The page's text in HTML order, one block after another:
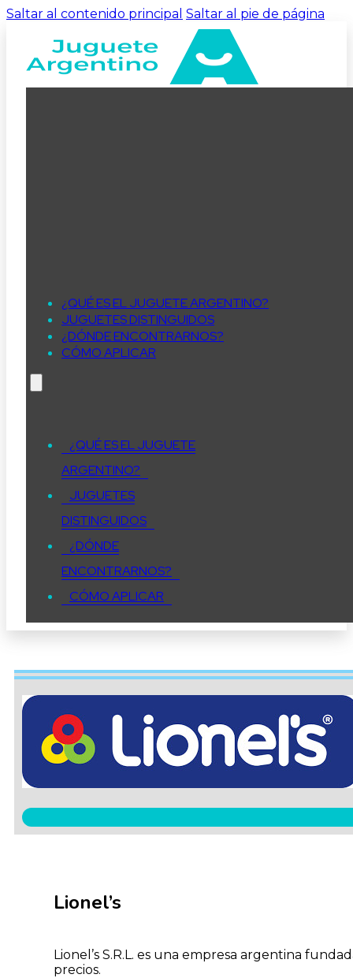
Saltar al contenido principal Saltar al pie de página
¿QUÉ ES EL JUGUETE ARGENTINO?
JUGUETES DISTINGUIDOS
¿DÓNDE ENCONTRARNOS?
CÓMO APLICAR
¿QUÉ ES EL JUGUETE
ARGENTINO?
JUGUETES
DISTINGUIDOS
¿DÓNDE
ENCONTRARNOS?
CÓMO APLICAR
Lionel’s
Lionel’s S.R.L. es una empresa argentina
precios.